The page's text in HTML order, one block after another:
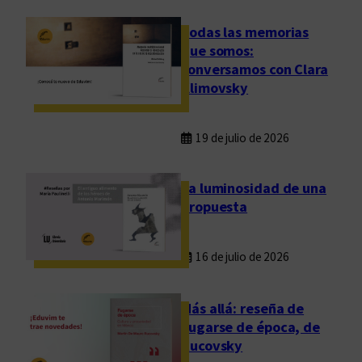
Todas las memorias
que somos:
conversamos con Clara
Klimovsky
19 de julio de 2026
La luminosidad de una
propuesta
16 de julio de 2026
Más allá: reseña de
Fugarse de época, de
Rucovsky